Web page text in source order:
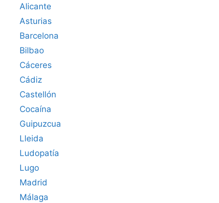
Alicante
Asturias
Barcelona
Bilbao
Cáceres‎
Cádiz
Castellón
Cocaína
Guipuzcua
Lleida
Ludopatía
Lugo
Madrid
Málaga